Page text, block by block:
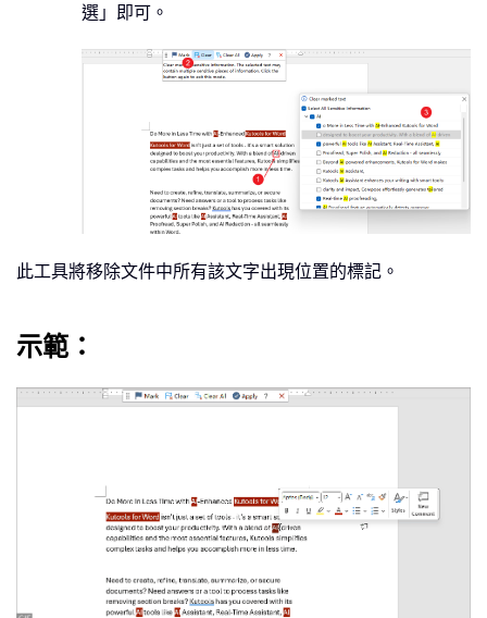
選」即可。
此工具將移除文件中所有該文字出現位置的標記。
示範：